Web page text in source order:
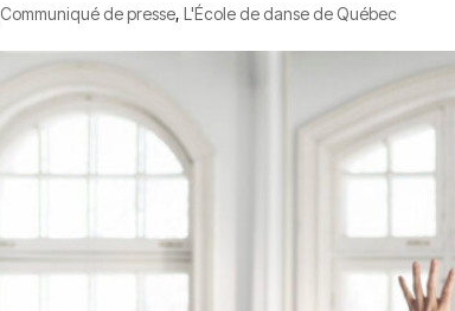
Communiqué de presse,L'École de danse de Québec